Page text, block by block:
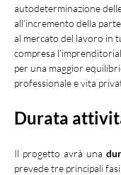
autodeterminazione
all’incremento della
al mercato del lavoro in
compresa
per una maggior
professionale e vita
Durata
Il progetto avrà una
prevede tre principali